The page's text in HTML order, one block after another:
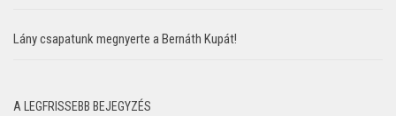
Lány csapatunk megnyerte a Bernáth Kupát!
A LEGFRISSEBB BEJEGYZÉS